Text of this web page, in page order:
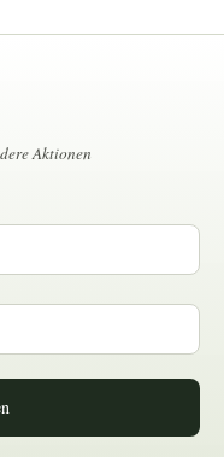
Aktionen